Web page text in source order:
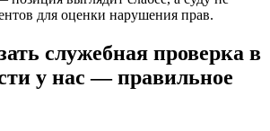
для оценки нарушения прав.
служебная проверка в
у нас — правильное